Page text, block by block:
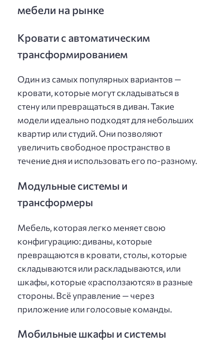
мебели на рынке
Кровати с автоматическим
трансформированием
Один из самых популярных вариантов —
кровати, которые могут складываться в
стену или превращаться в диван. Такие
модели идеально подходят для небольших
квартир или студий. Они позволяют
увеличить свободное пространство в
течение дня и использовать его по-разному.
Модульные системы и
трансформеры
Мебель, которая легко меняет свою
конфигурацию: диваны, которые
превращаются в кровати, столы, которые
складываются или раскладываются, или
шкафы, которые «расползаются» в разные
стороны. Всё управление — через
приложение или голосовые команды.
Мобильные шкафы и системы